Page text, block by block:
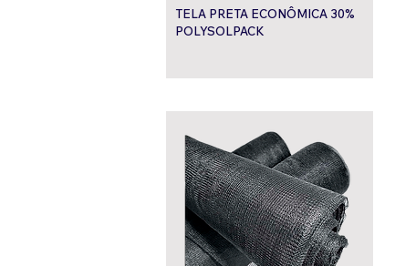
TELA PRETA ECONÔMICA 30%
POLYSOLPACK